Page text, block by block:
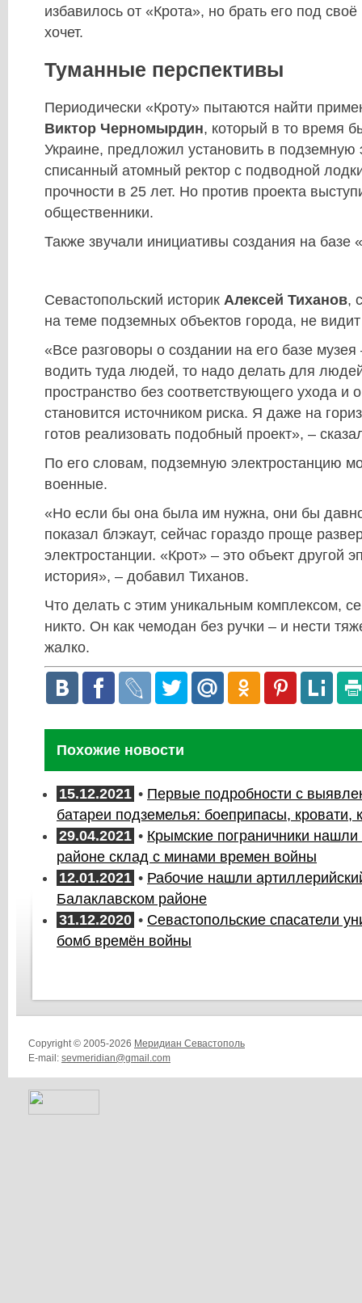
избавилось от «Крота», но брать его под
хочет.
Туманные перспективы
Периодически «Кроту» пытаются найти
Виктор Черномырдин, который в то время
Украине, предложил установить в подземную
списанный атомный ректор с подводной
прочности в 25 лет. Но против проекта
общественники.
Также звучали инициативы создания на базе
Севастопольский историк Алексей Тиханов,
на теме подземных объектов города, не видит
«Все разговоры о создании на его базе
водить туда людей, то надо делать для
пространство без соответствующего ухода и
становится источником риска. Я даже на
готов реализовать подобный проект», –
По его словам, подземную электростанцию
военные.
«Но если бы она была им нужна, они бы
показал блэкаут, сейчас гораздо проще
электростанции. «Крот» – это объект другой
история», – добавил Тиханов.
Что делать с этим уникальным комплексом,
никто. Он как чемодан без ручки – и нести
жалко.
Похожие новости
15.12.2021 • Первые подробности с
батареи подземелья: боеприпасы, кровати,
29.04.2021 • Крымские пограничники
районе склад с минами времен войны
12.01.2021 • Рабочие нашли
Балаклавском районе
31.12.2020 • Севастопольские спасатели
бомб времён войны
Copyright © 2005-2026 Меридиан Севастополь
E-mail: sevmeridian@gmail.com